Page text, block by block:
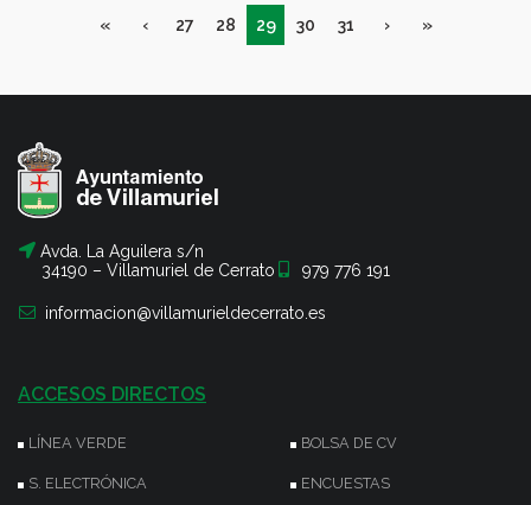
« ‹ 27 28 29 30 31 › »
Avda. La Aguilera s/n
34190 – Villamuriel de Cerrato
979 776 191
informacion@villamurieldecerrato.es
ACCESOS DIRECTOS
LÍNEA VERDE
S. ELECTRÓNICA
BOLSA DE CV
ENCUESTAS